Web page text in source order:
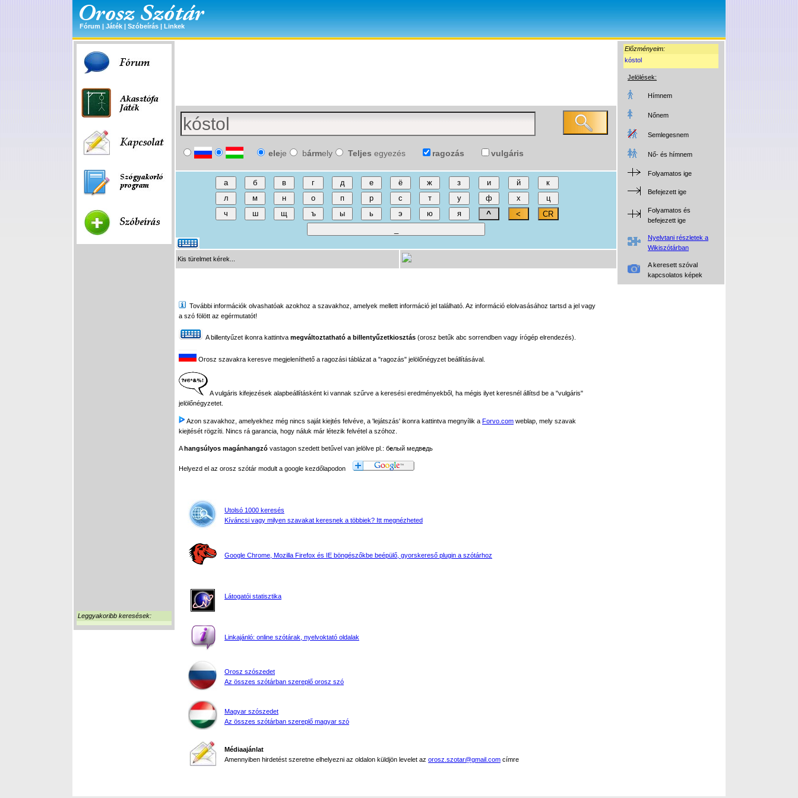
Fórum | Játék | Szóbeírás | Linkek
Előzményeim:
kóstol
Jelölések:
Hímnem
Nőnem
Semlegesnem
Nő- és hímnem
Folyamatos ige
Befejezett ige
Folyamatos és
befejezett ige
Nyelvtani részletek a
Wikiszótárban
A keresett szóval
kapcsolatos képek
Leggyakoribb keresések:
eleje bármely Teljes egyezés ragozás vulgáris
Kis türelmet kérek...
További információk olvashatóak azokhoz a szavakhoz, amelyek mellett információ jel található. Az információ elolvasásához tartsd a jel vagy
a szó fölött az egérmutatót!
A billentyűzet ikonra kattintva megváltoztatható a billentyűzetkiosztás (orosz betűk abc sorrendben vagy írógép elrendezés).
Orosz szavakra keresve megjeleníthető a ragozási táblázat a "ragozás" jelölőnégyzet beállításával.
A vulgáris kifejezések alapbeállításként ki vannak szűrve a keresési eredményekből, ha mégis ilyet keresnél állítsd be a "vulgáris"
jelölőnégyzetet.
Azon szavakhoz, amelyekhez még nincs saját kiejtés felvéve, a 'lejátszás' ikonra kattintva megnyílik a Forvo.com weblap, mely szavak
kiejtését rögzíti. Nincs rá garancia, hogy náluk már létezik felvétel a szóhoz.
Ahangsúlyos magánhangzó vastagon szedett betűvel van jelölve pl.: белый медведь
Helyezd el az orosz szótár modult a google kezdőlapodon
Utolsó 1000 keresés
Kíváncsi vagy milyen szavakat keresnek a többiek? Itt megnézheted
Google Chrome, Mozilla Firefox és IE böngészőkbe beépülő, gyorskereső plugin a szótárhoz
Látogatói statisztika
Linkajánló: online szótárak, nyelvoktató oldalak
Orosz szószedet
Az összes szótárban szereplő orosz szó
Magyar szószedet
Az összes szótárban szereplő magyar szó
Médiaajánlat
Amennyiben hirdetést szeretne elhelyezni az oldalon küldjön levelet az orosz.szotar@gmail.com címre